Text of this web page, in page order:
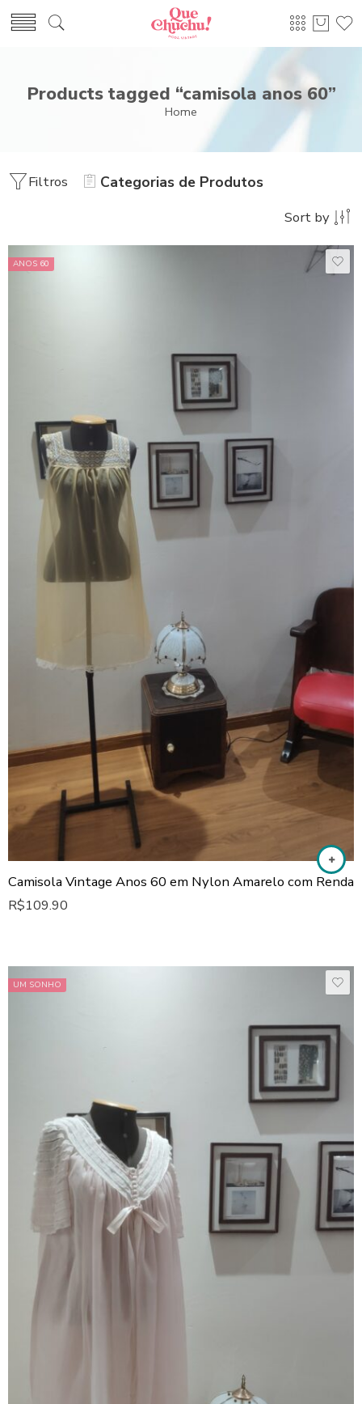
Products tagged “camisola anos 60”
Home
Filtros Categorias de Produtos
Sort by
ANOS 60
Camisola Vintage Anos 60 em Nylon Amarelo com Renda
R$109.90
UM SONHO